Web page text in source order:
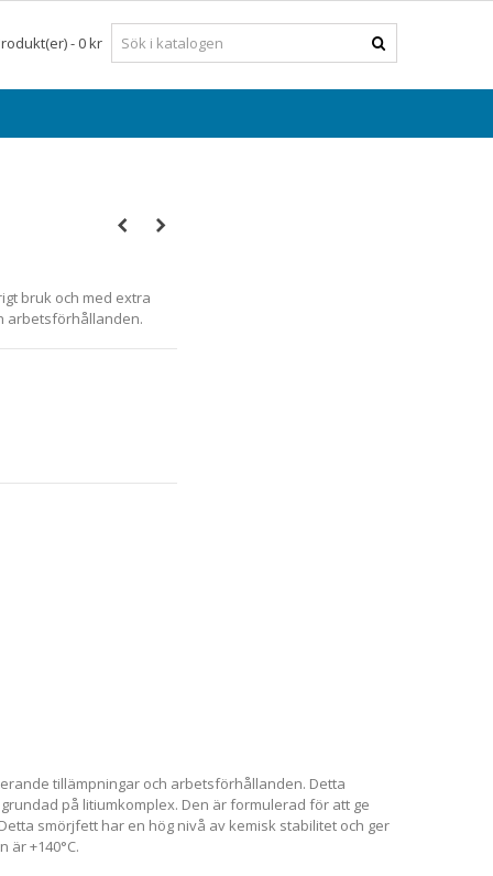
-0 kr
bruk och med extra
arbetsförhållanden.
tillämpningar och arbetsförhållanden. Detta
på litiumkomplex. Den är formulerad för att ge
smörjfett har en hög nivå av kemisk stabilitet och ger
+140°C.